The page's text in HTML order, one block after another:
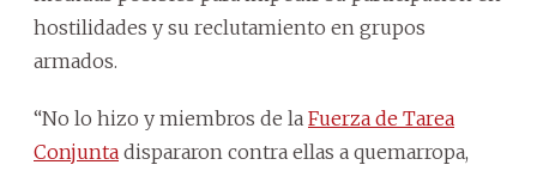
hostilidades y su reclutamiento en grupos
armados.
“No lo hizo y miembros de la Fuerza de Tarea
Conjunta dispararon contra ellas a quemarropa,